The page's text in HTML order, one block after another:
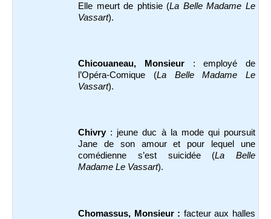
Elle meurt de phtisie (La Belle Madame Le
Vassart).
Chicouaneau, Monsieur : employé de
l’Opéra-Comique (La Belle Madame Le
Vassart).
Chivry : jeune duc à la mode qui poursuit
Jane de son amour et pour lequel une
comédienne s’est suicidée (La Belle
Madame Le Vassart).
Chomassus, Monsieur : facteur aux halles